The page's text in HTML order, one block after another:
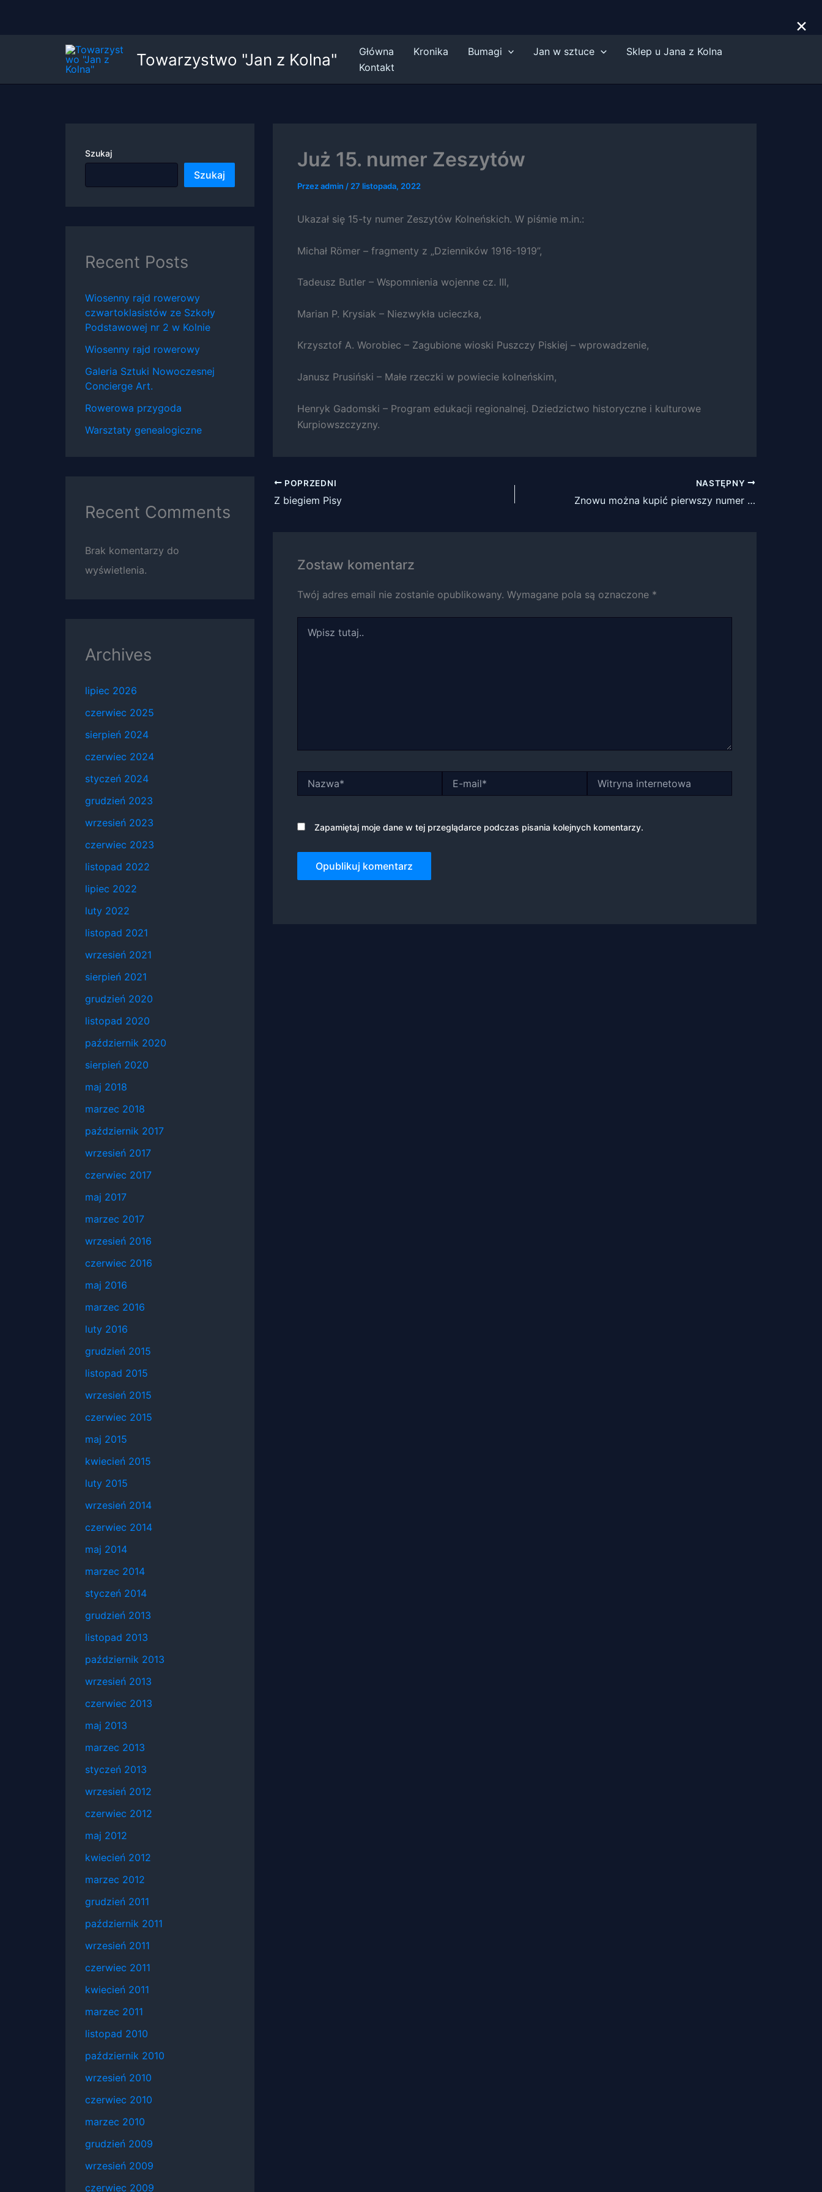
Towarzystwo "Jan z Kolna" Główna Kronika Bumagi Jan w sztuce
Sklep u Jana z Kolna
Kontakt
Szukaj
Szukaj
Recent Posts
Wiosenny rajd rowerowy
czwartoklasistów ze Szkoły
Podstawowej nr 2 w Kolnie
Wiosenny rajd rowerowy
Galeria Sztuki Nowoczesnej
Concierge Art.
Rowerowa przygoda
Warsztaty genealogiczne
Recent Comments
Brak komentarzy do
wyświetlenia.
Archives
lipiec 2026
czerwiec 2025
sierpień 2024
czerwiec 2024
styczeń 2024
grudzień 2023
wrzesień 2023
czerwiec 2023
listopad 2022
lipiec 2022
luty 2022
listopad 2021
wrzesień 2021
sierpień 2021
grudzień 2020
listopad 2020
październik 2020
sierpień 2020
maj 2018
marzec 2018
październik 2017
wrzesień 2017
czerwiec 2017
maj 2017
marzec 2017
wrzesień 2016
czerwiec 2016
maj 2016
marzec 2016
luty 2016
grudzień 2015
listopad 2015
wrzesień 2015
czerwiec 2015
maj 2015
kwiecień 2015
luty 2015
wrzesień 2014
czerwiec 2014
maj 2014
marzec 2014
styczeń 2014
grudzień 2013
listopad 2013
październik 2013
wrzesień 2013
czerwiec 2013
maj 2013
marzec 2013
styczeń 2013
wrzesień 2012
czerwiec 2012
maj 2012
kwiecień 2012
marzec 2012
grudzień 2011
październik 2011
wrzesień 2011
czerwiec 2011
kwiecień 2011
marzec 2011
listopad 2010
październik 2010
wrzesień 2010
czerwiec 2010
marzec 2010
grudzień 2009
wrzesień 2009
czerwiec 2009
Już 15. numer Zeszytów
Przezadmin / 27 listopada, 2022
Ukazał się 15-ty numer Zeszytów Kolneńskich. W piśmie m.in.:
Michał Römer – fragmenty z „Dzienników 1916-1919”,
Tadeusz Butler – Wspomnienia wojenne cz. III,
Marian P. Krysiak – Niezwykła ucieczka,
Krzysztof A. Worobiec – Zagubione wioski Puszczy Piskiej – wprowadzenie,
Janusz Prusiński – Małe rzeczki w powiecie kolneńskim,
Henryk Gadomski – Program edukacji regionalnej. Dziedzictwo historyczne i kulturowe
Kurpiowszczyzny.
POPRZEDNI
Z biegiem Pisy
NASTĘPNY
Znowu można kupić pierwszy numer Zeszytów
Zostaw komentarz
Twój adres email nie zostanie opublikowany. Wymagane pola są oznaczone *
tutaj..
mail*
internetowa
Zapamiętaj moje dane w tej przeglądarce podczas pisania kolejnych komentarzy.
×
Te pliki cookie
opcjonalne. Są
one potrzebne
na podstawie
strona jest
pliki cookie,
niektóre funkcje
znikną ze strony
Marketing